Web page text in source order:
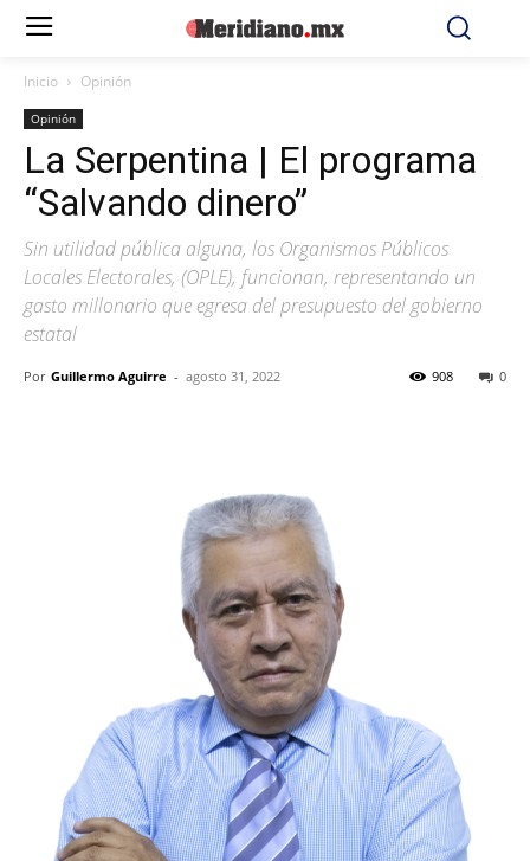
Inicio Opinión
Opinión
La Serpentina | El programa
“Salvando dinero”
Sin utilidad pública alguna, los Organismos Públicos
Locales Electorales, (OPLE), funcionan, representando un
gasto millonario que egresa del presupuesto del gobierno
estatal
Por Guillermo Aguirre - agosto 31, 2022 0
908